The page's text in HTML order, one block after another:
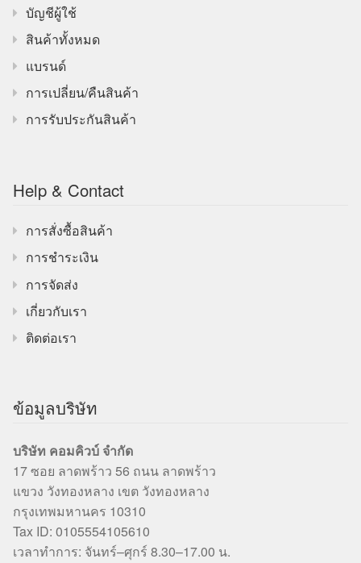
บัญชีผู้ใช้
สินค้าทั้งหมด
แบรนด์
การเปลี่ยน/คืนสินค้า
การรับประกันสินค้า
Help & Contact
การสั่งซื้อสินค้า
การชำระเงิน
การจัดส่ง
เกี่ยวกับเรา
ติดต่อเรา
ข้อมูลบริษัท
บริษัท คอมคิวบ์ จำกัด
17 ซอย ลาดพร้าว 56 ถนน ลาดพร้าว
แขวง วังทองหลาง เขต วังทองหลาง
กรุงเทพมหานคร 10310
Tax ID: 0105554105610
เวลาทำการ: จันทร์–ศุกร์ 8.30–17.00 น.